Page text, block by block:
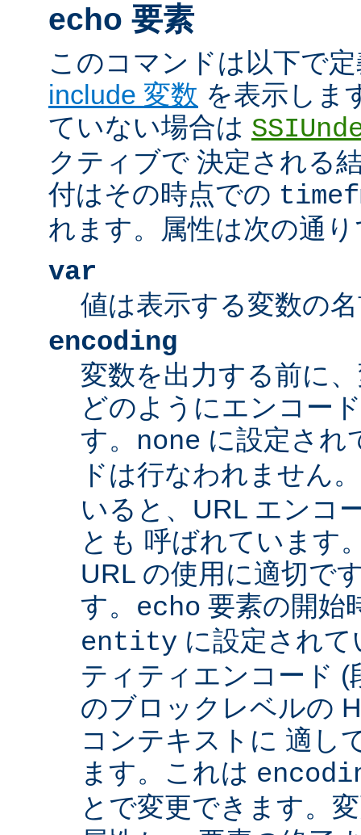
echo 要素
このコマンドは以下で
include 変数 を表示しま
ていない場合は
クティブで 決定される
付はその時点での
れます。属性は次の通
var
値は表示する変数の
encoding
変数を出力する前に
どのようにエンコー
す。 none に設定され
ドは行なわれません
いると、URL エンコ
とも 呼ばれています
URL の使用に適切で
す。 echo 要素の開始
entity に設定され
ティティエンコード
のブロックレベルの
コンテキストに 適し
ます。これは
とで変更できます。